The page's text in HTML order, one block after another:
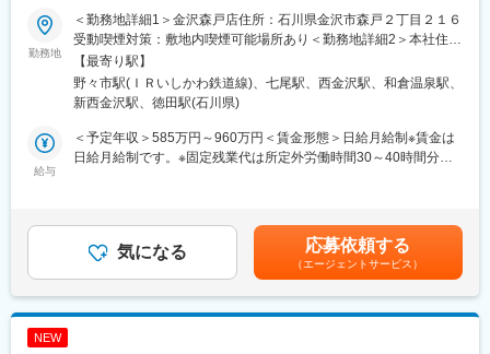
企画を進めていきます！
■組織構成：
買取再販営業：2名在籍（係長1名／メンバー1名）
◆20代・30代が中心の若く活気ある組織◎異業種からの転職者も
◆報告・連絡・相談・確認が徹底されており、コミュニケーショ
ンが活発
・平均有休取得8.16日（2024年実績）
・残業20ｈ
・インセンティブ制ではなく、固定給＋賞与で安定した給与形態
※評価制度…「業績」と「過程・スタンス」の両軸で評価項目があ
■業務概要：
当社の新築住宅、アパート、店舗等の建築現場において、現場管
理者として作業指導・監督、工程管理、品質管理、安全管理を中
心に、建築現場全体のスムーズな運営をお任せします。お客様の
夢を実現するために、スタッフや協力会社と連携しながら理想の
建物完成を目指します。
・工程表に基づくスケジュール管理やコスト管理、資材発注、納
期調整
・現場調査や各種調査への立会い、施主・設計担当者との打合せ
勤務地
＜勤務地詳細1＞金沢森戸店住所：石川県金沢市森戸２丁目２１６
受動喫煙対策：敷地内喫煙可能場所あり＜勤務地詳細2＞本社住
所：石川県七尾市小島町九部3-1 受動喫煙対策：敷地内喫煙可能
場所あり変更の範囲：会社の定める事業所
【最寄り駅】
野々市駅(ＩＲいしかわ鉄道線)、七尾駅、西金沢駅、和倉温泉駅、
新西金沢駅、徳田駅(石川県)
給与
＜予定年収＞585万円～960万円＜賃金形態＞日給月給制※賃金は
日給月給制です。※固定残業代は所定外労働時間30～40時間分を
補足＞その他固定手当は固定残業代となります。固定残業代は時
間外労働の有無にかかわらず、３０～４０時間分を支給（時間数
は、技能・経験や職務遂行能力などを考慮し、個人ごとに決
定）。超過分は別途支給されます。賃金はあくまでも目安の金額
であり、選考を通じて上下する可能性があります。月給(月額)は固
気になる 応募依頼する
（エージェントサービス）
NEW